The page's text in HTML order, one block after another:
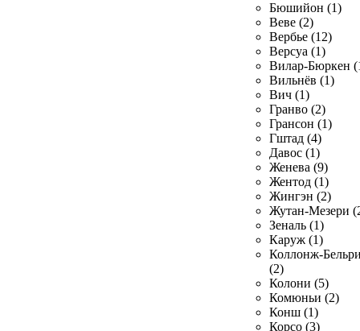
Бюшийон (1)
Веве (2)
Вербье (12)
Версуа (1)
Вилар-Бюркен
Вильнёв (1)
Вич (1)
Гранво (2)
Грансон (1)
Гштад (4)
Давос (1)
Женева (9)
Жентод (1)
Жингэн (2)
Жутан-Мезери
Зеналь (1)
Каруж (1)
Коллонж-
(2)
Колони (5)
Комюньи (2)
Конш (1)
Корсо (3)